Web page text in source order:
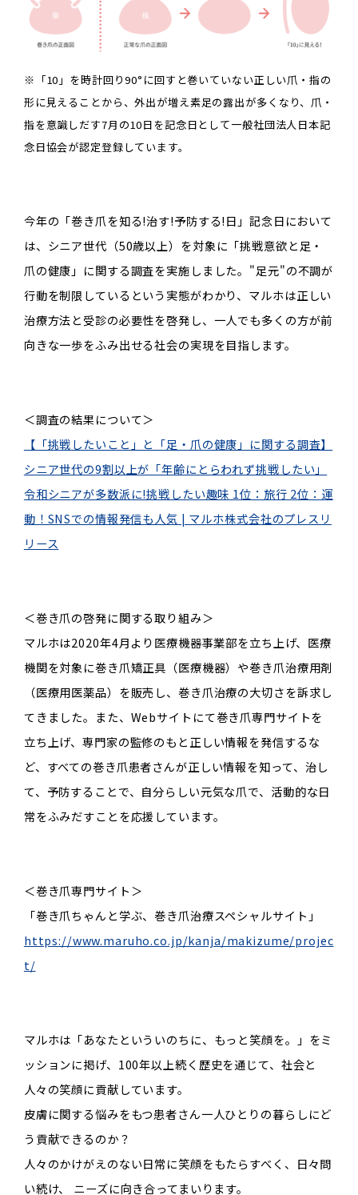
※「10」を時計回り90°に回すと巻いていない正しい爪・指の
形に見えることから、外出が増え素足の露出が多くなり、爪・
指を意識しだす7月の10日を記念日として一般社団法人日本記
念日協会が認定登録しています。
今年の「巻き爪を知る!治す!予防する!日」記念日において
は、シニア世代（50歳以上）を対象に「挑戦意欲と足・
爪の健康」に関する調査を実施しました。"足元"の不調が
行動を制限しているという実態がわかり、マルホは正しい
治療方法と受診の必要性を啓発し、一人でも多くの方が前
向きな一歩をふみ出せる社会の実現を目指します。
＜調査の結果について＞
【「挑戦したいこと」と「足・爪の健康」に関する調査】
シニア世代の9割以上が「年齢にとらわれず挑戦したい」
令和シニアが多数派に!挑戦したい趣味 1位：旅行 2位：運
動！SNSでの情報発信も人気 | マルホ株式会社のプレスリ
リース
＜巻き爪の啓発に関する取り組み＞
マルホは2020年4月より医療機器事業部を立ち上げ、医療
機関を対象に巻き爪矯正具（医療機器）や巻き爪治療用剤
（医療用医薬品）を販売し、巻き爪治療の大切さを訴求し
てきました。また、 Webサイトにて巻き爪専門サイトを
立ち上げ、専門家の監修のもと正しい情報を発信するな
ど、すべての巻き爪患者さんが正しい情報を知って、治し
て、予防することで、自分らしい元気な爪で、活動的な日
常をふみだすことを応援しています。
＜巻き爪専門サイト＞
「巻き爪ちゃんと学ぶ、巻き爪治療スペシャルサイト」
https://www.maruho.co.jp/kanja/makizume/projec
t/
マルホは「あなたといういのちに、もっと笑顔を。」をミ
ッションに掲げ、 100年以上続く歴史を通じて、社会と
人々の笑顔に貢献しています。
皮膚に関する悩みをもつ患者さん一人ひとりの暮らしにど
う貢献できるのか？
人々のかけがえのない日常に笑顔をもたらすべく、日々問
い続け、 ニーズに向き合ってまいります。